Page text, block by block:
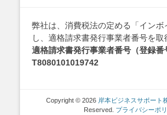
ー
シ
ョ
弊社は、消費税法の定める「インボ
し、適格請求書発行事業者番号を取
適格請求書発行事業者番号（登録
T8080101019742
Copyright © 2026 岸本ビジネスサポート
Reserved. プライバシーポ